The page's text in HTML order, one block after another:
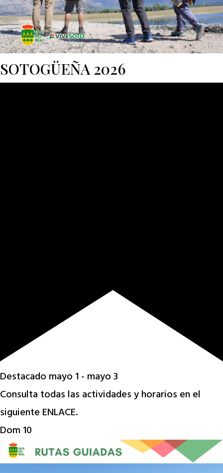
SOTOGÜEÑA 2026
Destacado mayo 1 - mayo 3
Consulta todas las actividades y horarios en el
siguiente ENLACE.
Dom 10